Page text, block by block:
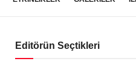
Editörün Seçtikleri